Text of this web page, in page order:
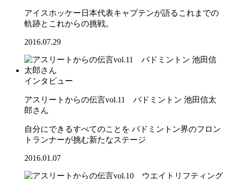
アイスホッケー日本代表キャプテンが語るこれまでの
軌跡とこれからの挑戦。
2016.07.29
インタビュー
アスリートからの伝言vol.11 バドミントン 池田信太
郎さん
自分にできるすべてのことを バドミントン界のフロン
トランナーが挑む新たなステージ
2016.01.07